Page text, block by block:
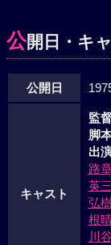
められた広谷は
自宅待機を命ぜ
田は、久能に広
した久能は、川
首を納得させた
と言って久能に
奪うと車に飛び
部を射った……。
能徳松は、バイ
ねられ即死、交
公開日・キ
公開日
キャスト
監
脚
出
路
英三
弘
根
川